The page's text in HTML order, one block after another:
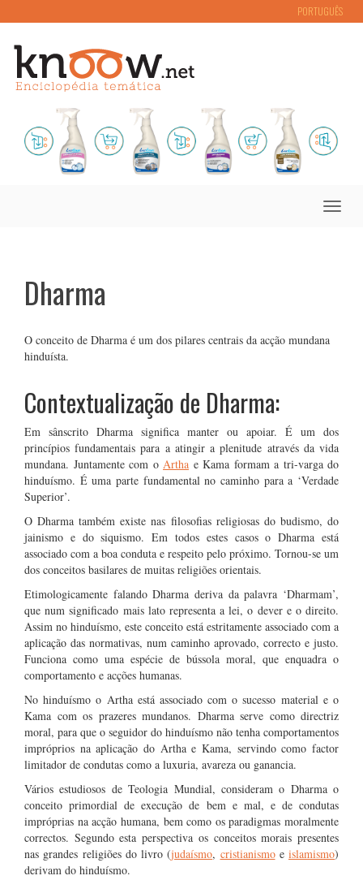
PORTUGUÊS
Toggle
Dharma
O conceito de Dharma é um dos pilares centrais da acção mundana
hinduísta.
Contextualização de Dharma:
Em sânscrito Dharma significa manter ou apoiar. É um dos
princípios fundamentais para a atingir a plenitude através da vida
mundana. Juntamente com o Artha e Kama formam a tri-varga do
hinduísmo. É uma parte fundamental no caminho para a ‘Verdade
Superior’.
O Dharma também existe nas filosofias religiosas do budismo, do
jainismo e do siquismo. Em todos estes casos o Dharma está
associado com a boa conduta e respeito pelo próximo. Tornou-se um
dos conceitos basilares de muitas religiões orientais.
Etimologicamente falando Dharma deriva da palavra ‘Dharmam’,
que num significado mais lato representa a lei, o dever e o direito.
Assim no hinduísmo, este conceito está estritamente associado com a
aplicação das normativas, num caminho aprovado, correcto e justo.
Funciona como uma espécie de bússola moral, que enquadra o
comportamento e acções humanas.
No hinduísmo o Artha está associado com o sucesso material e o
Kama com os prazeres mundanos. Dharma serve como directriz
moral, para que o seguidor do hinduísmo não tenha comportamentos
impróprios na aplicação do Artha e Kama, servindo como factor
limitador de condutas como a luxuria, avareza ou ganancia.
Vários estudiosos de Teologia Mundial, consideram o Dharma o
conceito primordial de execução de bem e mal, e de condutas
impróprias na acção humana, bem como os paradigmas moralmente
correctos. Segundo esta perspectiva os conceitos morais presentes
nas grandes religiões do livro (judaísmo, cristianismoe islamismo)
derivam do hinduísmo.